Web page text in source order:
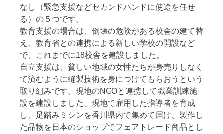
なし（緊急支援などセカンドハンドに使途を任せ
る）の５つです。
教育支援の場合は、倒壊の危険がある校舎の建て替
え、教育省との連携による新しい学校の開設など
で、これまでに18校舎を建設しました。
自立支援は、貧しい地域の女性たちが身売りしなく
て済むように縫製技術を身につけてもらおうという
取り組みです。現地のNGOと連携して職業訓練施
設を建設しました。現地で雇用した指導者を育成
し、足踏みミシンを香川県内で集めて届け、製作し
た品物を日本のショップでフェアトレード商品とし